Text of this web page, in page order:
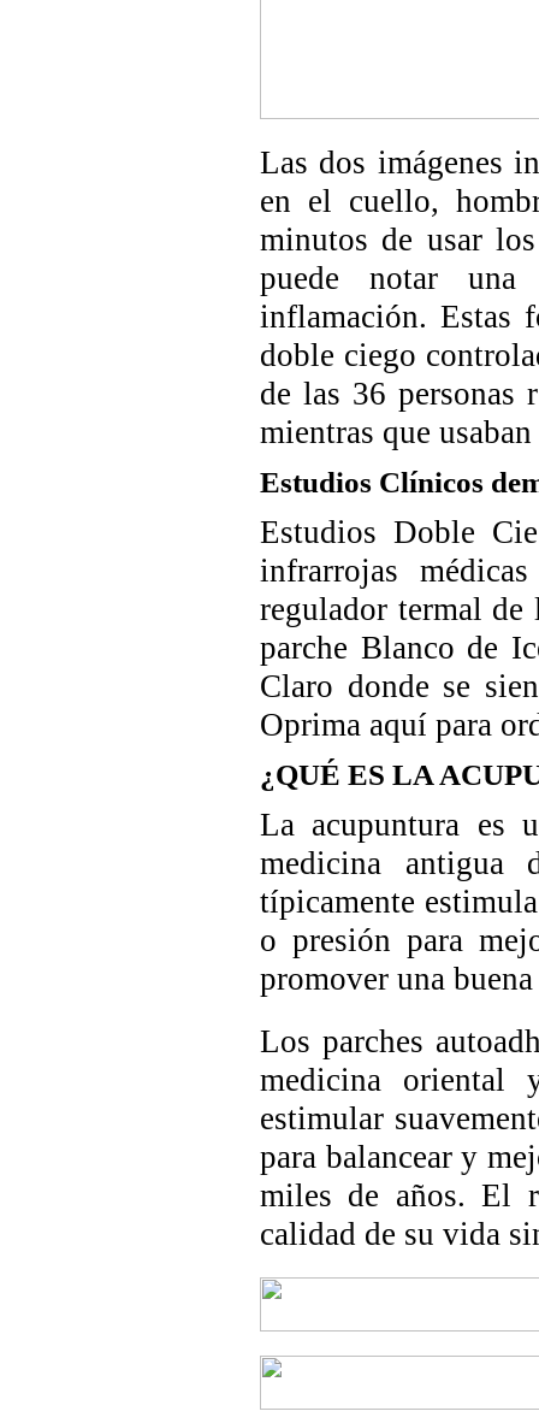
Las dos imágenes
en el cuello,
minutos de usar
puede notar una
inflamación. Estas
doble ciego
de las 36 personas
mientras que
Estudios Clínicos
Estudios Doble
infrarrojas
regulador termal de
parche Blanco de
Claro donde se
Oprima aquí para
¿QUÉ ES LA
La acupuntura es
medicina antigua
típicamente
o presión para
promover una
Los parches
medicina oriental
estimular
para balancear y
miles de años. El
calidad de su vida